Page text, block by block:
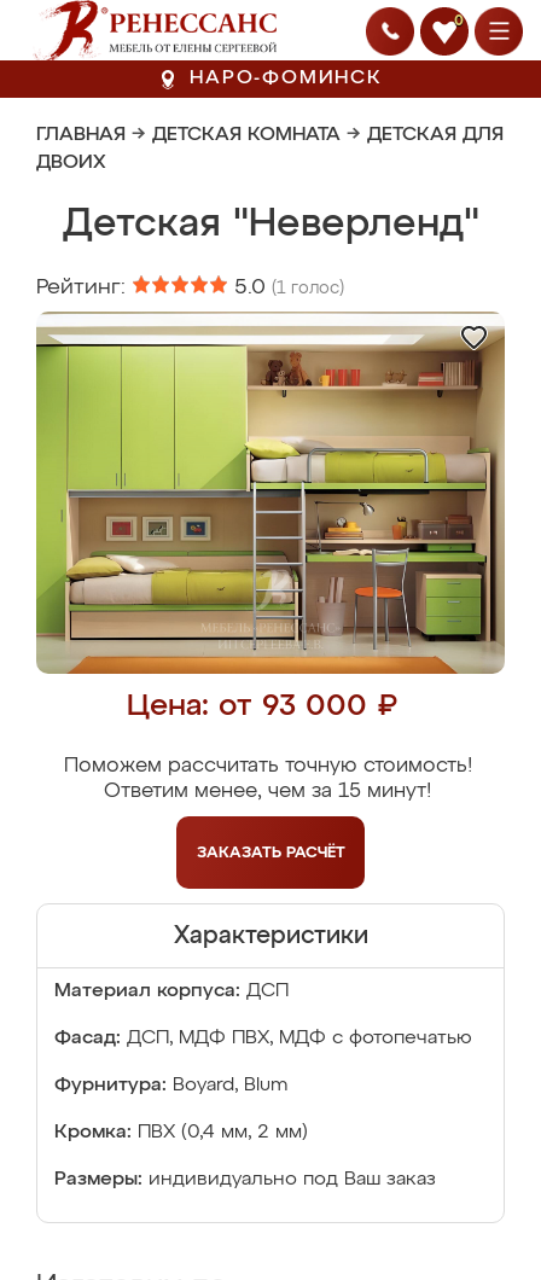
0
НАРО-ФОМИНСК
ГЛАВНАЯ → ДЕТСКАЯ КОМНАТА → ДЕТСКАЯ ДЛЯ
ДВОИХ
Детская "Неверленд"
Рейтинг: 5.0 (1 голос)
Цена: от 93 000 ₽
Поможем рассчитать точную стоимость!
Ответим менее, чем за 15 минут!
ЗАКАЗАТЬ РАСЧЁТ
Характеристики
Материал корпуса: ДСП
Фасад: ДСП, МДФ ПВХ, МДФ с фотопечатью
Фурнитура: Boyard, Blum
Кромка: ПВХ (0,4 мм, 2 мм)
Размеры: индивидуально под Ваш заказ